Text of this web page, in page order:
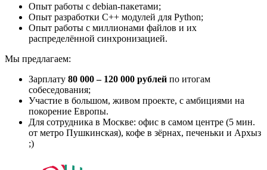
Опыт работы с debian-пакетами;
Опыт разработки C++ модулей для Python;
Опыт работы с миллионами файлов и их
распределённой синхронизацией.
Мы предлагаем:
Зарплату 80 000 – 120 000 рублей по итогам
собеседования;
Участие в большом, живом проекте, с амбициями на
покорение Европы.
Для сотрудника в Москве: офис в самом центре (5 мин.
от метро Пушкинская), кофе в зёрнах, печеньки и Архыз
;)